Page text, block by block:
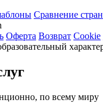
Сравнение стран
Оферта Возврат Cookie
по всему миру